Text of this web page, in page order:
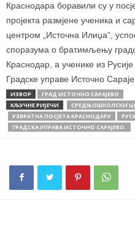
Краснодара боравили су у
пројекта размјене ученика и
центром „Источна Илиџа“,
споразума о братимљењу
Краснодар, а ученике из
Градске управе Источно
ИЗВОР
ГРАД ИСТОЧНО САРАЈЕВО
КЉУЧНЕ РИЈЕЧИ
СРЕДЊОШКОЛСКИ
УЗВРАТНА ПОСЈЕТА КРАСНОДАРУ
ГРАДСКА УПРАВА ИСТОЧНО САРАЈЕВО.